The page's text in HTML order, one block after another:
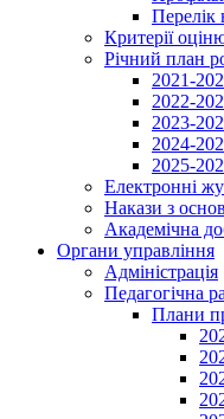
Перелік
Критерії
Річний план
2021-
2022-
2023-
2024-
2025-
Електронні
Накази з
Академічна
Органи управління
Адміністрація
Педагогічна
Плани